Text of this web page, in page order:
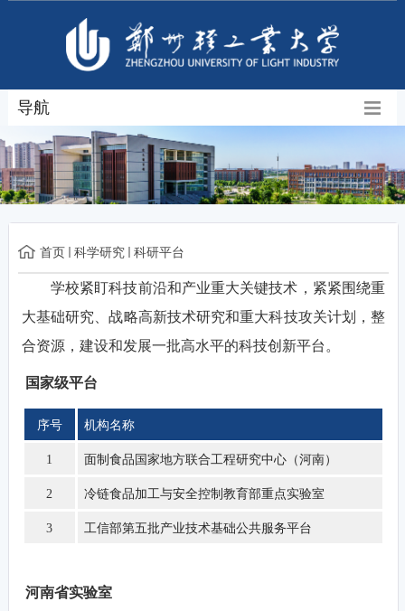
导航
首页 科学研究 科研平台
学校紧盯科技前沿和产业重大关键技术，紧紧围绕重
大基础研究、战略高新技术研究和重大科技攻关计划，整
合资源，建设和发展一批高水平的科技创新平台。
国家级平台
序号 机构名称
1 面制食品国家地方联合工程研究中心（河南）
2 冷链食品加工与安全控制教育部重点实验室
3 工信部第五批产业技术基础公共服务平台
河南省实验室